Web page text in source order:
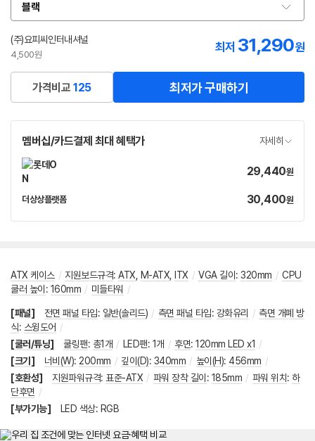
블랙
옵
션
선
택
(주)요피씨인터내셔널
4,500원
최저 31,290원
가격비교 125 최저가 구매하기
멤버십/카드결제 최대 혜택가 자세히
가
29,440원
더상상플랫폼네
가
30,400원
ATX 케이스 / 지원보드규격: ATX M-ATX ITX / VGA 길이 : 320mm / CPU
쿨러 높이 : 160mm / 미들타워 /
[패널] 전면 패널 타입: 일반(솔리드) / 측면 패널 타입: 강화유리 / 측면 개폐 방
식: 스윙도어 /
[쿨러/튜닝]
쿨링팬: 총1개 / LED팬: 1개 / 후면: 120mm LED x1 /
[크기]
너비(W): 200mm / 깊이(D): 340mm / 높이(H): 456mm /
[호환성]
지원파워규격: 표준-ATX / 파워 장착 길이 : 185mm / 파워 위치 : 하
단후면 /
[부가기능]
LED 색상: RGB